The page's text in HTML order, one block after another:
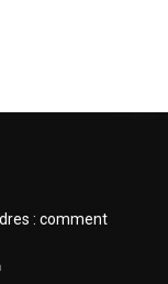
: comment